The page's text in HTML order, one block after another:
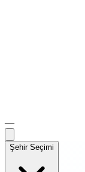
—
Şehir Seçimi